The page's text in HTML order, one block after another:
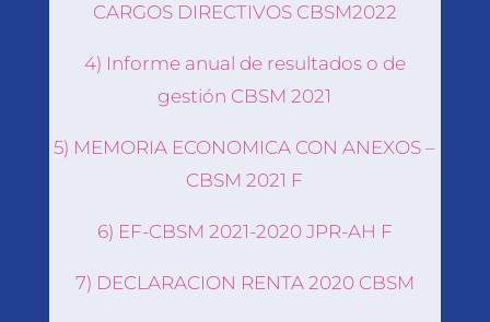
CARGOS DIRECTIVOS CBSM2022
4) Informe anual de resultados o de
gestión CBSM 2021
5) MEMORIA ECONOMICA CON ANEXOS –
CBSM 2021 F
6) EF-CBSM 2021-2020 JPR-AH F
7) DECLARACION RENTA 2020 CBSM